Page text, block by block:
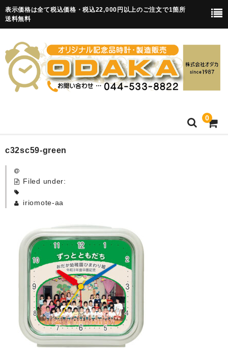
表示価格は全て税込価格・税込22,000円以上のご注文で1箇所
送料無料
0
HOME
卒園記念品
カード付フォトフレームクロック(集合)
目覚まし時計(集合＋個別)
メロディ時計(集合)
音声時計(集合)
目覚まし時計(個別)
お絵かきギャラリープラス(絵＋個別)
c32sc59-green
Filed under:
iriomote-aa